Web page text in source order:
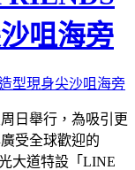
咀海旁
日舉行，為吸引更
受全球歡迎的
大道特設「LINE